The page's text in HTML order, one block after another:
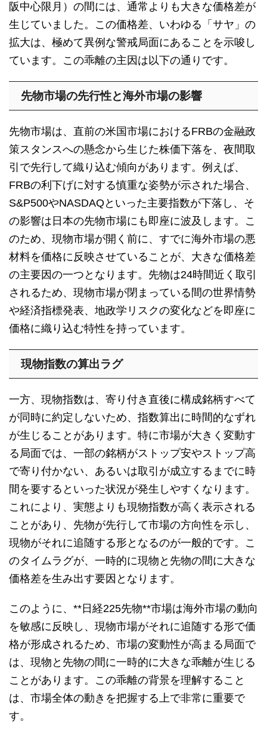
阪中心限月）の間には、通常よりも大きな価格差が
生じていました。この価格差、いわゆる「サヤ」の
拡大は、極めて異例な警戒局面にあることを示唆し
ています。この乖離の主因は以下の通りです。
先物市場の先行性と海外市場の影響
先物市場は、直前の米国市場におけるFRBの金融政
策スタンスへの懸念から生じた株価下落を、夜間取
引で先行して織り込む傾向があります。例えば、
FRBの利下げに対する慎重な姿勢が示された場合、
S&P500やNASDAQといった主要指数が下落し、そ
の影響は日本の先物市場にも即座に波及します。こ
のため、現物市場が開く前に、すでに海外市場の悪
材料を価格に反映させていることが、大きな価格差
の主要因の一つとなります。先物は24時間近く取引
されるため、現物市場が閉まっている間の世界情勢
や経済指標発表、地政学リスクの変化などを即座に
価格に織り込む特性を持っています。
現物指数の算出ラグ
一方、現物指数は、寄り付き直後に構成銘柄すべて
が同時に約定しないため、指数算出に時間的なずれ
が生じることがあります。特に市場が大きく変動す
る局面では、一部の銘柄がストップ安やストップ高
で寄り付かない、あるいは取引が成立するまでに時
間を要するといった状況が発生しやすくなります。
これにより、実態よりも現物指数が高く表示される
ことがあり、先物が先行して市場の方向性を示し、
現物がそれに追随する形となるのが一般的です。こ
のタイムラグが、一時的に現物と先物の間に大きな
価格差を生み出す要因となります。
このように、**日経225先物**市場は海外市場の動向
を敏感に反映し、現物市場がそれに追随する形で価
格が形成されるため、市場の変動性が高まる局面で
は、現物と先物の間に一時的に大きな乖離が生じる
ことがあります。この乖離の背景を理解すること
は、市場全体の動きを把握する上で非常に重要で
す。